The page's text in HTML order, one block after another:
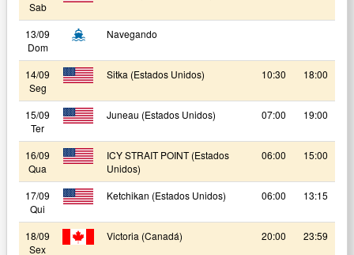
Sab
13/09
Dom
Navegando
14/09
Seg
Sitka (Estados Unidos) 10:30 18:00
15/09
Ter
Juneau (Estados Unidos) 07:00 19:00
16/09
Qua
ICY STRAIT POINT (Estados
Unidos)
06:00 15:00
17/09
Qui
Ketchikan (Estados Unidos) 06:00 13:15
18/09
Sex
Victoria (Canadá) 20:00 23:59